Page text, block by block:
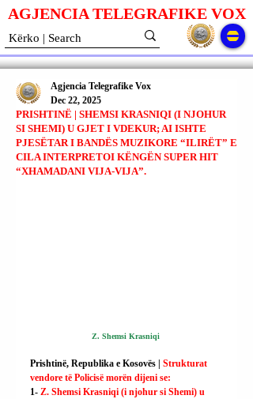
AGJENCIA TELEGRAFIKE VOX
PRISHTINË | SHEMSI KRASNIQI (I NJOHUR
SI SHEMI) U GJET I VDEKUR; AI ISHTE
PJESËTAR I BANDËS MUZIKORE “ILIRËT” E
CILA INTERPRETOI KËNGËN SUPER HIT
“XHAMADANI VIJA-VIJA”.
Agjencia Telegrafike Vox
Dec 22, 2025
Z. Shemsi Krasniqi
Prishtinë, Republika e Kosovës | Strukturat
vendore të Policisë morën dijeni se:
1- Z. Shemsi Krasniqi (i njohur si Shemi) u